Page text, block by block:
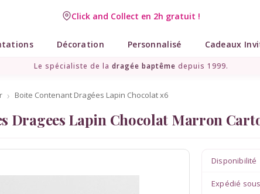
Click and Collect en 2h gratuit !
Livraison point relais gratuit dès 89 € !
Décoration Personnalisé Cadeaux
Le spécialiste de la dragée baptême depuis 1999.
Boite Contenant Dragées Lapin Chocolat x6
Dragees Lapin Chocolat Marron
Disponibilité
Expédié sous